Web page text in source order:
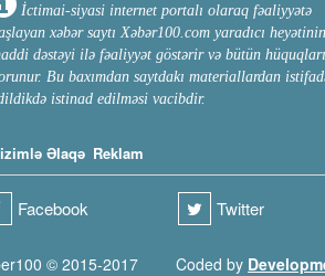
İctimai-siyasi internet portalı olaraq fəaliyyətə
xəbər saytı Xəbər100.com yaradıcı heyətinin
dəstəyi ilə fəaliyyət göstərir və bütün hüquqları
Bu baxımdan saytdakı materiallardan
istinad edilməsi vacibdir.
Əlaqə Reklam
Facebook Twitter
© 2015-2017 Coded by